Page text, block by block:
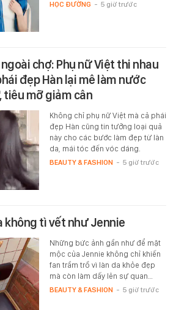
HỌC ĐƯỜNG - 5 giờ trước
chợ: Phụ nữ Việt thi nhau
đẹp Hàn lại mê làm nước
tiêu mỡ giảm cân
Không chỉ phụ nữ Việt mà cả phái
đẹp Hàn cũng tin tưởng loại quả
này cho các bước làm đẹp từ làn
da, mái tóc đến vóc dáng.
BEAUTY & FASHION - 5 giờ trước
không tì vết như Jennie
Những bức ảnh gần như để mặt
mộc của Jennie không chỉ khiến
fan trầm trồ vì làn da khỏe đẹp
mà còn làm dấy lên sự quan…
BEAUTY & FASHION - 5 giờ trước